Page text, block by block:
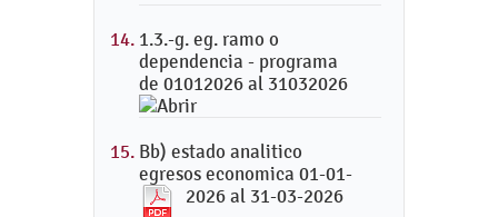
1.3.-g. eg. ramo o
dependencia - programa
de 01012026 al 31032026
Bb) estado analitico
egresos economica 01-01-
2026 al 31-03-2026